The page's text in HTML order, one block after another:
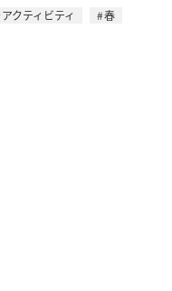
アクティビティ
春